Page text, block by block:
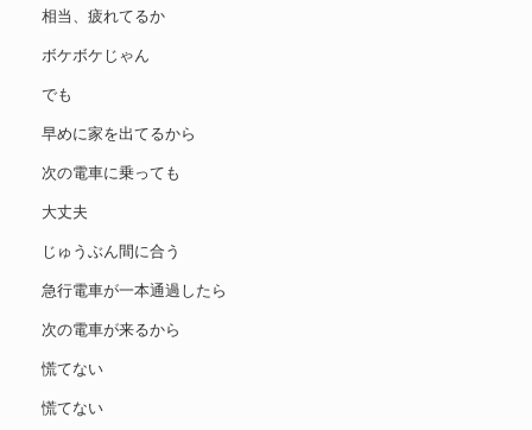
相当、疲れてるか
ボケボケじゃん
でも
早めに家を出てるから
次の電車に乗っても
大丈夫
じゅうぶん間に合う
急行電車が一本通過したら
次の電車が来るから
慌てない
慌てない